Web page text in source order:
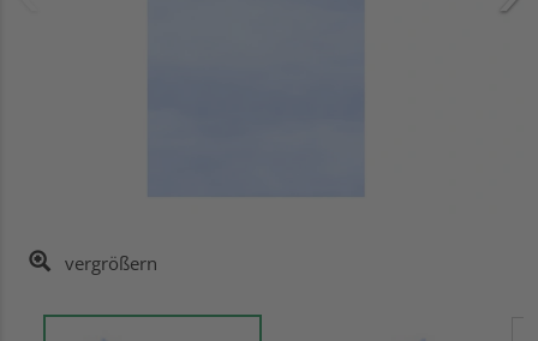
vergrößern